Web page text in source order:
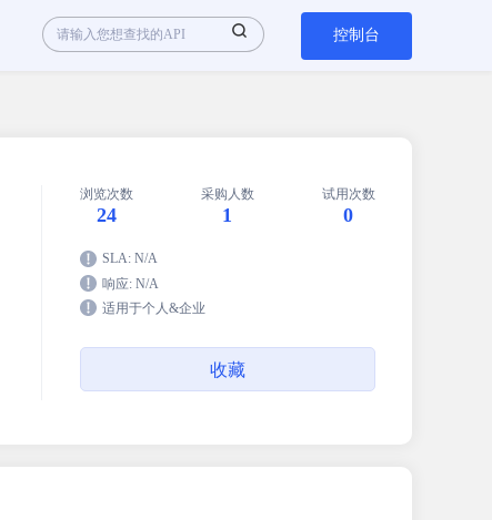
控制台
浏览次数
24
采购人数
1
试用次数
0
SLA: N/A
响应: N/A
适用于个人&企业
收藏